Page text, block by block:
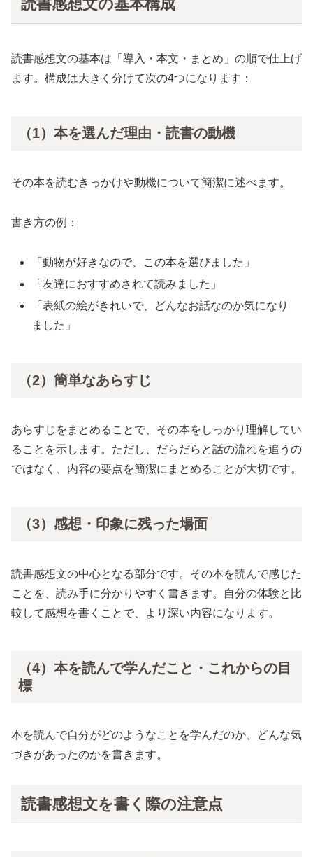
読書感想文の基本構成
読書感想文の基本は「導入・本文・まとめ」の順で仕上げ
ます。構成は大きく分けて次の4つになります：
（1）本を選んだ理由・読書の動機
その本を読むきっかけや動機について簡潔に述べます。
書き方の例：
「動物が好きなので、この本を選びました」
「友達におすすめされて読みました」
「表紙の絵がきれいで、どんなお話なのか気になり
ました」
（2）簡単なあらすじ
あらすじをまとめることで、その本をしっかり理解してい
ることを示します。ただし、だらだらと話の流れを追うの
ではなく、内容の要点を簡潔にまとめることが大切です。
（3）感想・印象に残った場面
読書感想文の中心となる部分です。その本を読んで感じた
ことを、読み手に分かりやすく書きます。自分の体験と比
較して感想を書くことで、より深い内容になります。
（4）本を読んで学んだこと・これからの目
標
本を読んで自分がどのようなことを学んだのか、どんな気
づきがあったのかを書きます。
読書感想文を書く際の注意点